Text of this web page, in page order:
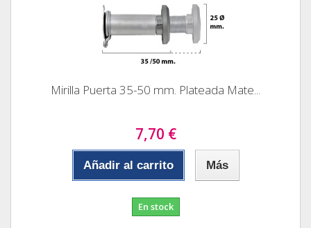
Mirilla Puerta 35-50 mm. Plateada Mate...
7,70 €
Añadir al carrito Más
En stock